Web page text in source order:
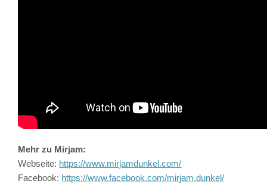
Mehr zu Mirjam:
Webseite: https://www.mirjamdunkel.com/
Facebook: https://www.facebook.com/mirjam.dunkel/